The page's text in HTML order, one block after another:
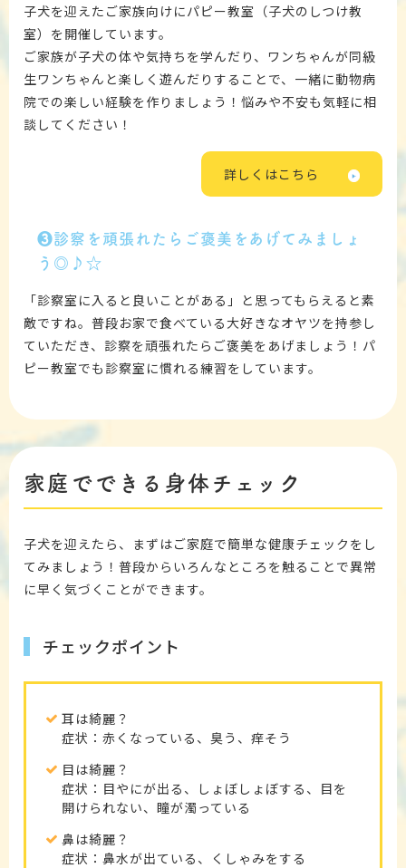
子犬を迎えたご家族向けにパピー教室（子犬のしつけ教
室）を開催しています。
ご家族が子犬の体や気持ちを学んだり、ワンちゃんが同級
生ワンちゃんと楽しく遊んだりすることで、一緒に動物病
院での楽しい経験を作りましょう！悩みや不安も気軽に相
談してください！
詳しくはこちら
❸診察を頑張れたらご褒美をあげてみましょ
う◎♪☆
「診察室に入ると良いことがある 」と思ってもらえると素
敵ですね。普段お家で食べている大好きなオヤツを持参し
ていただき、診察を頑張れたらご褒美をあげましょう！パ
ピー教室でも診察室に慣れる練習をしています。
家庭でできる身体チェック
子犬を迎えたら、まずはご家庭で簡単な健康チェックをし
てみましょう！普段からいろんなところを触ることで異常
に早く気づくことができます。
チェックポイント
耳は綺麗？
症状：赤くなっている、臭う、痒そう
目は綺麗？
症状：目やにが出る、しょぼしょぼする、目を
開けられない、瞳が濁っている
鼻は綺麗？
症状：鼻水が出ている、くしゃみをする